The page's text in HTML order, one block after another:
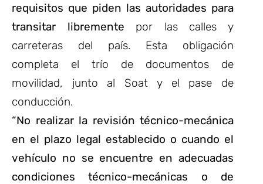
requisitos que piden las autoridades para
transitar libremente por las calles y
carreteras del país. Esta obligación
completa el trío de documentos de
movilidad, junto al Soat y el pase de
conducción.
“No realizar la revisión técnico-mecánica
en el plazo legal establecido o cuando el
vehículo no se encuentre en adecuadas
condiciones técnico-mecánicas o de